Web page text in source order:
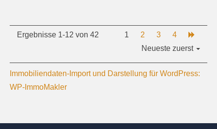
Ergebnisse 1-12 von 42 1 2 3
4
Neueste zuerst
Immobiliendaten-Import und Darstellung für WordPress:
WP-ImmoMakler